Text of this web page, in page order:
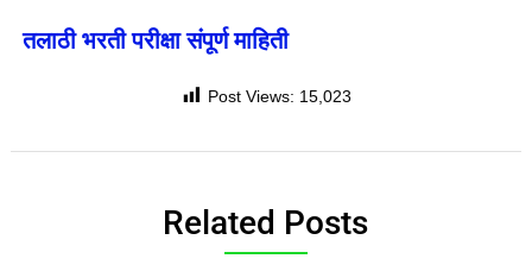
तलाठी भरती परीक्षा संपूर्ण माहिती
Post Views: 15,023
Related Posts